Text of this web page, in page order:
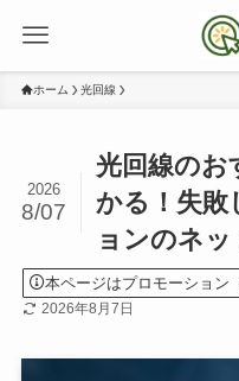
ホーム 光回線
光回線のお
かる！失敗
ョンのネ
2026
8/07
本ページはプロモーション
2026年8月7日